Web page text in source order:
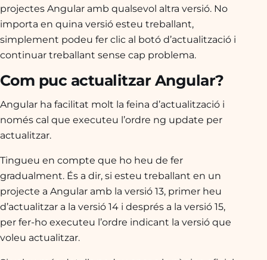
projectes Angular amb qualsevol altra versió. No
importa en quina versió esteu treballant,
simplement podeu fer clic al botó d’actualització i
continuar treballant sense cap problema.
Com puc actualitzar Angular?
Angular ha facilitat molt la feina d’actualització i
només cal que executeu l’ordre ng update per
actualitzar.
Tingueu en compte que ho heu de fer
gradualment. És a dir, si esteu treballant en un
projecte a Angular amb la versió 13, primer heu
d’actualitzar a la versió 14 i després a la versió 15,
per fer-ho executeu l’ordre indicant la versió que
voleu actualitzar.